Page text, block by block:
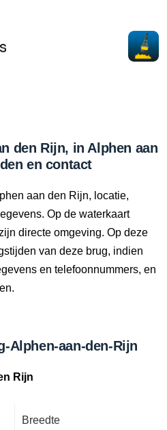
den Rijn, in Alphen aan
en contact
aan den Rijn, locatie,
Op de waterkaart
directe omgeving. Op deze
van deze brug, indien
en telefoonnummers, en
Alphen-aan-den-Rijn
Rijn
Breedte